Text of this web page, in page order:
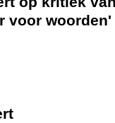
voor woorden'